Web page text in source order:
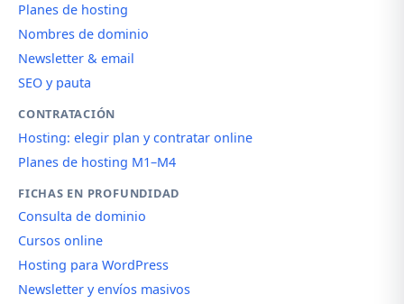
Planes de hosting
Nombres de dominio
Newsletter & email
SEO y pauta
CONTRATACIÓN
Hosting: elegir plan y contratar online
Planes de hosting M1–M4
FICHAS EN PROFUNDIDAD
Consulta de dominio
Cursos online
Hosting para WordPress
Newsletter y envíos masivos